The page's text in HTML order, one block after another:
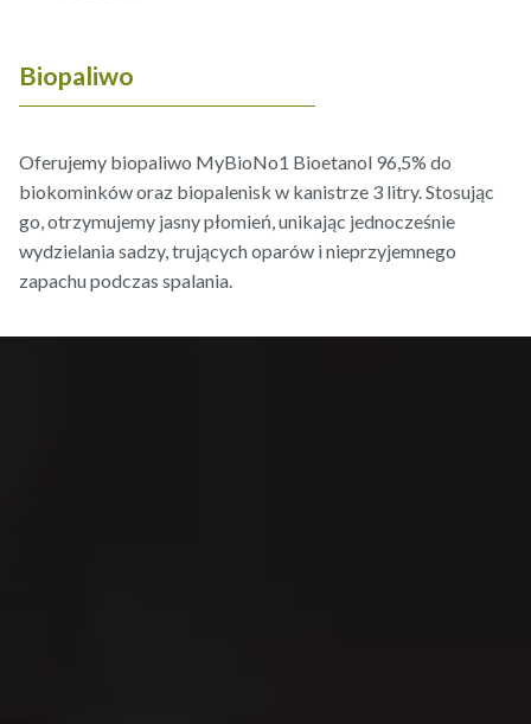
Biopaliwo
Oferujemy biopaliwo MyBioNo1 Bioetanol 96,5% do
biokominków oraz biopalenisk w kanistrze 3 litry. Stosując
go, otrzymujemy jasny płomień, unikając jednocześnie
wydzielania sadzy, trujących oparów i nieprzyjemnego
zapachu podczas spalania.